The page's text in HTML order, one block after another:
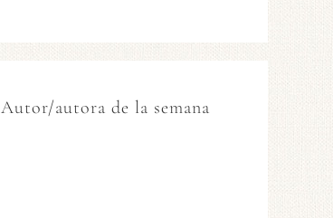
Autor/autora de la semana